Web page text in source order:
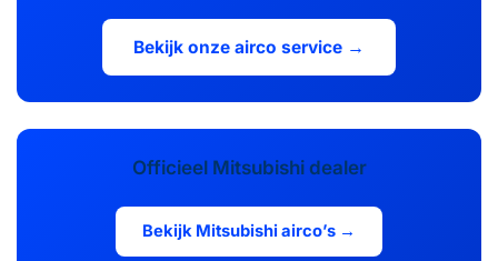
Bekijk onze airco service →
Officieel Mitsubishi dealer
Bekijk Mitsubishi airco’s →